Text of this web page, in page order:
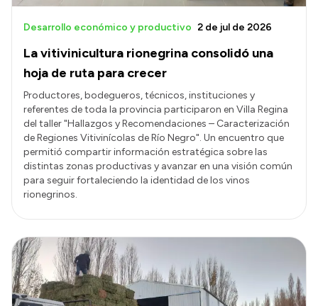
La vitivinicultura rionegrina consolidó una
hoja de ruta para crecer
Desarrollo económico y productivo 2 de jul de 2026
Productores, bodegueros, técnicos, instituciones y
referentes de toda la provincia participaron en Villa Regina
del taller "Hallazgos y Recomendaciones – Caracterización
de Regiones Vitivinícolas de Río Negro". Un encuentro que
permitió compartir información estratégica sobre las
distintas zonas productivas y avanzar en una visión común
para seguir fortaleciendo la identidad de los vinos
rionegrinos.